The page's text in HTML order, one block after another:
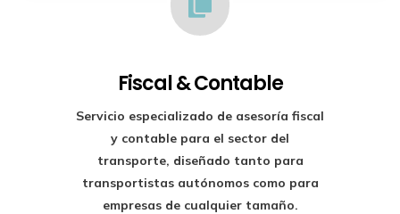
Fiscal & Contable
Servicio especializado de asesoría fiscal
y contable para el sector del
transporte, diseñado tanto para
transportistas autónomos como para
empresas de cualquier tamaño.